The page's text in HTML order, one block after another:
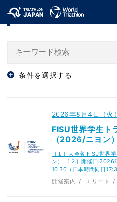
「U23」のニュース
条件を選択する
2026年8月4日（火）
FISU世界学生ト
（2026/ニヨン
［１］大会名 FISU世界
ン） ［２］開催日 2026
10:30（日本時間同日
開催案内 エリート